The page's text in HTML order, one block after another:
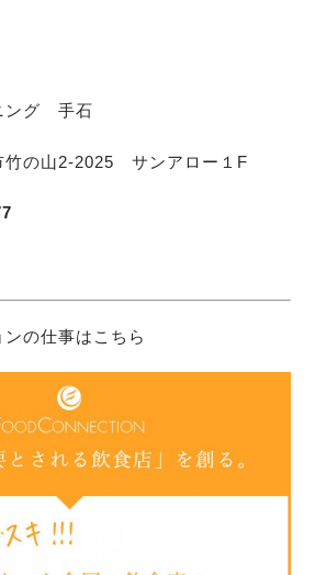
ング 手石
竹の山2-2025 サンアロー１F
の仕事はこちら